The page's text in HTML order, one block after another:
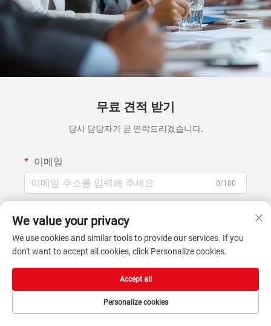
무료 견적 받기
당사 담당자가 곧 연락드리겠습니다.
이메일
0/100
0/100
기업명
0/200
We value your privacy
We use cookies and similar tools to provide our services. If you
don't want to accept all cookies, click Personalize cookies.
Personalize cookies
Accept all